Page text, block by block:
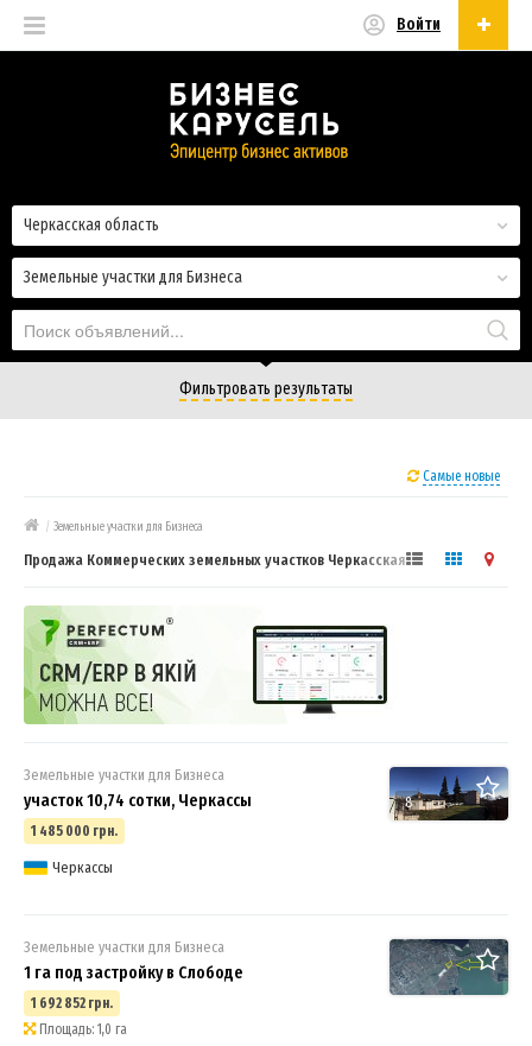
Войти
Земельные участки для Бизнеса
Черкасская область
Фильтровать результаты
Самые новые
/ Земельные участки для Бизнеса
Продажа Коммерческих земельных участков Черкасская область.
8
Земельные участки для Бизнеса
участок 10,74 сотки, Черкассы
1 485 000 грн.
Черкассы
Земельные участки для Бизнеса
1 га под застройку в Слободе
1 692 852 грн.
Площадь: 1,0 га